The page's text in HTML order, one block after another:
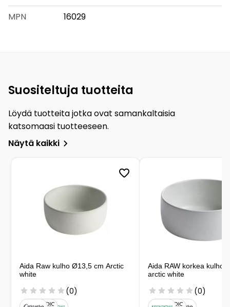
MPN
16029
Suositeltuja tuotteita
Löydä tuotteita jotka ovat samankaltaisia
katsomaasi tuotteeseen.
Näytä kaikki
Aida Raw kulho Ø13,5 cm Arctic
white
(0)
Aida RAW korkea kulho,
arctic white
(0)